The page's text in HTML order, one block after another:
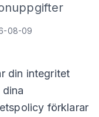
08-09
din integritet
förklarar